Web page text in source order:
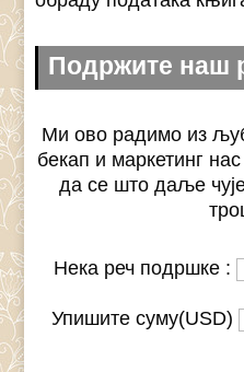
Подржите наш
Ми ово радимо из
бекап и маркетинг
да се што даље
Нека реч подршке :
Упишите суму(USD)